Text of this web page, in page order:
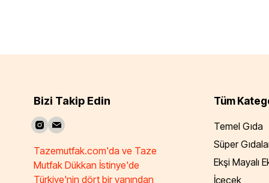
Bizi Takip Edin
Tazemutfak.com'da ve Taze
Mutfak Dükkan İstinye'de
Türkiye'nin dört bir yanından
Tüm
Temel Gıda
Süper
Ekşi Mayalı
İçecek